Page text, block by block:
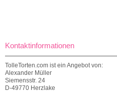
Kontaktinformationen
TolleTorten.com ist ein Angebot von:
Alexander Müller
Siemensstr. 24
D-49770 Herzlake